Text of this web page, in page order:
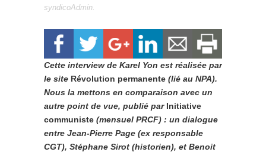
syndicoAdmin.
Cette interview de Karel Yon est réalisée par
le site Révolution permanente (lié au NPA).
Nous la mettons en comparaison avec un
autre point de vue, publié par Initiative
communiste (mensuel PRCF) : un dialogue
entre Jean-Pierre Page (ex responsable
CGT), Stéphane Sirot (historien), et Benoit